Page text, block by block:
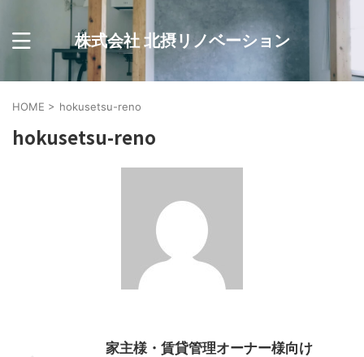
株式会社 北摂リノベーション
HOME > hokusetsu-reno
hokusetsu-reno
家主様・賃貸管理オーナー様向け